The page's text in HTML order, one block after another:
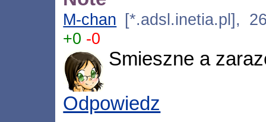
M-chan [*.adsl.inetia.pl],
+0 -0
Smieszne a
Odpowiedz